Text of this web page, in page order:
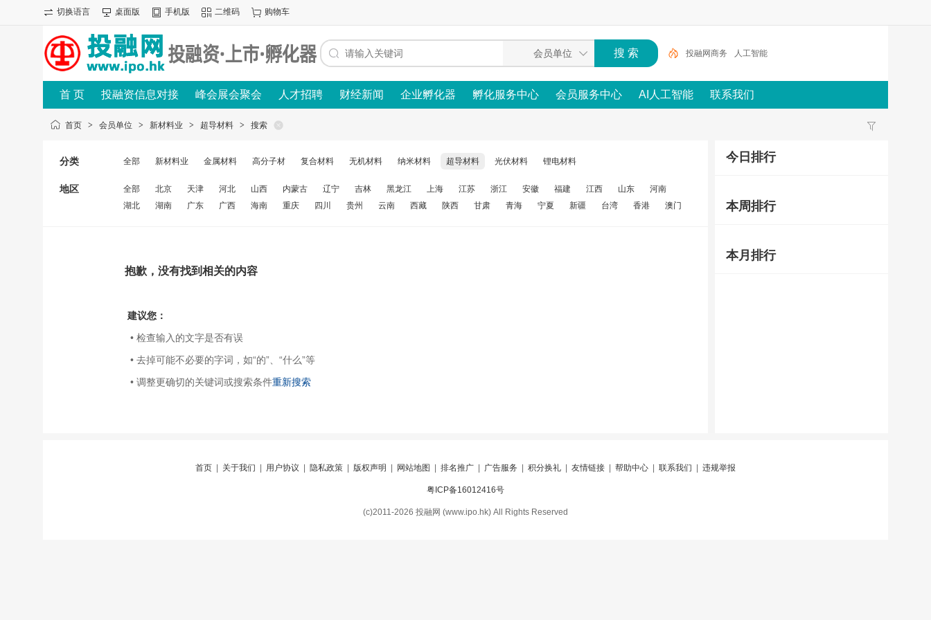
切换语言 桌面版 手机版 二维码 购物车
投融网商务 人工智能
首 页 投融资信息对接 峰会展会聚会 人才招聘 财经新闻 企业孵化器 孵化服务中心 会员服务中心 AI人工智能 联系我们
首页 > 会员单位 > 新材料业 > 超导材料 > 搜索
分类 全部 新材料业 金属材料 高分子材 复合材料 无机材料 纳米材料 超导材料 光伏材料 锂电材料
地区 全部 北京 天津 河北 山西 内蒙古 辽宁 吉林 黑龙江 上海 江苏 浙江 安徽 福建 江西 山东
河南
湖北
湖南 广东 广西 海南 重庆 四川 贵州 云南 西藏 陕西 甘肃 青海 宁夏 新疆 台湾 香港 澳门
抱歉，没有找到相关的内容
建议您：
• 检查输入的文字是否有误
• 去掉可能不必要的字词，如“的”、“什么”等
• 调整更确切的关键词或搜索条件重新搜索
今日排行
本周排行
本月排行
首页 关于我们 用户协议 隐私政策 版权声明 网站地图 排名推广 广告服务 积分换礼 友情链接 帮助中心 联系我们 违规举报
粤ICP备16012416号
(c)2011-2026 投融网 (www.ipo.hk) All Rights Reserved